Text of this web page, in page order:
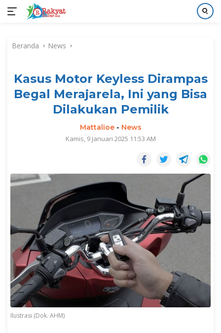
kontenBeranda News
Kasus Motor Keyless Dirampas
Begal Merajarela, Ini yang Bisa
Dilakukan Pemilik
Mattalioe- News
Kamis, 9 Januari 2025 11:53 AM
Ilustrasi (Dok. AHM)